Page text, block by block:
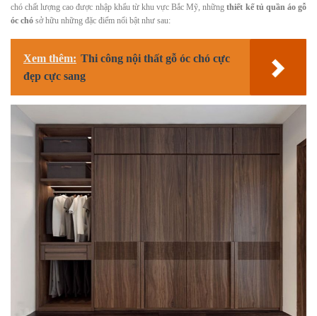
chó chất lượng cao được nhập khẩu từ khu vực Bắc Mỹ, nhữngthiết kế tủ quần áo gỗ
óc chó sở hữu những đặc điểm nổi bật như sau:
Xem thêm: Thi công nội thất gỗ óc chó cực
đẹp cực sang